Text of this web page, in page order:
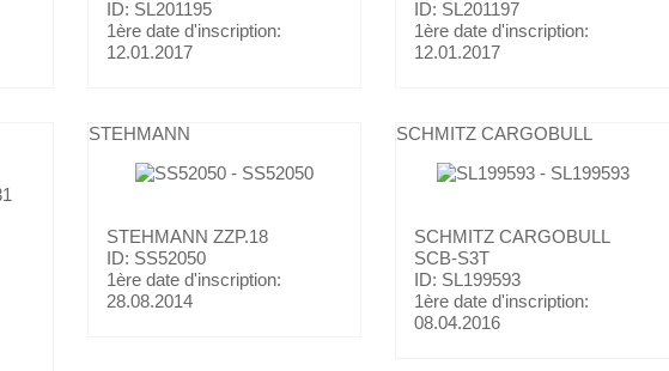
ID: SL201195
1ère date d'inscription:
12.01.2017
ID: SL201197
1ère date d'inscription:
12.01.2017
STEHMANN
STEHMANN ZZP.18
ID: SS52050
1ère date d'inscription:
28.08.2014
SCHMITZ CARGOBULL
SCHMITZ CARGOBULL
SCB-S3T
ID: SL199593
1ère date d'inscription:
08.04.2016